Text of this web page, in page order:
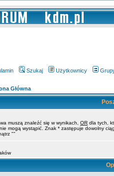
Szukaj Użytkownicy
Główna
muszą znaleźć się w wynikach, OR dla tych,
mogą wystąpić. Znak * zastępuje dowolny
""